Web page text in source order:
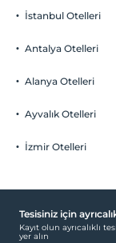
Yiyecek &
Kahvaltı
Ortak
Aile odaları
Sağlık
Sigara
Çocuklar
Her bir oda için 6
İstanbul Otelleri
Antalya Otelleri
Alanya Otelleri
Ayvalık Otelleri
İzmir Otelleri
Tesisiniz için
Kayıt olun ayrıcalıklı
yer alın